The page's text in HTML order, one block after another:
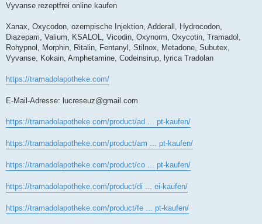
Vyvanse rezeptfrei online kaufen
Xanax, Oxycodon, ozempische Injektion, Adderall, Hydrocodon,
Diazepam, Valium, KSALOL, Vicodin, Oxynorm, Oxycotin, Tramadol,
Rohypnol, Morphin, Ritalin, Fentanyl, Stilnox, Metadone, Subutex,
Vyvanse, Kokain, Amphetamine, Codeinsirup, lyrica Tradolan
https://tramadolapotheke.com/
E-Mail-Adresse: lucreseuz@gmail.com
https://tramadolapotheke.com/product/ad ... pt-kaufen/
https://tramadolapotheke.com/product/am ... pt-kaufen/
https://tramadolapotheke.com/product/co ... pt-kaufen/
https://tramadolapotheke.com/product/di ... ei-kaufen/
https://tramadolapotheke.com/product/fe ... pt-kaufen/